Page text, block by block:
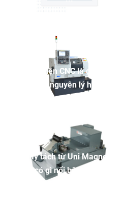
Máy tiện CNC là gì? Cấu
tạo và nguyên lý hoạt ...
Máy tách từ Uni Magnetic
có gì nổi bật? So ...